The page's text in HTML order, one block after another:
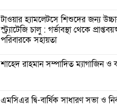
টাওয়ার হ্যামলেটসে শিশুদের জন্য
স্ট্র্যাটেজি চালু : গর্ভাবস্থা থেকে
পরিবারকে সহায়তা
শাহেদ রাহমান সম্পাদিত ম্যাগাজিন
এমসিএর দ্বি-বার্ষিক সাধারণ সভা ও